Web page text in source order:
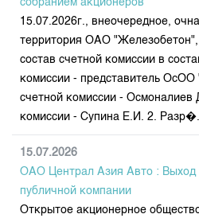
Руководство
Внутренний аудитор
Участники торгов
Наши партнеры
Cтратегия развития
Корпоративные документы
Контакты
Листинг
Центр раскрытия
Тарифы
Аналитика
Финансовый рынок KG
Пресс-клуб
25 лет ЗАО КФБ
Биржевая деятельность
Депозитарная
Центр раскрытия
Статистика торгов
Итоги последних торгов
Архив торгов
Индекс и Капитализация
Котировки по ЦБ
Котировки по драг.
Расписание аукционов
Учебный центр
Общая информация
План работы на год
собранием акционеров
15.07.2026г., внеочередное,
территория ОАО "Железобетон",
состав счетной комиссии в
комиссии - представитель
счетной комиссии -
комиссии - Супина Е.И. 2.
15.07.2026
ОАО Централ Азия Авто : Выход
публичной компании
Открытое акционерное